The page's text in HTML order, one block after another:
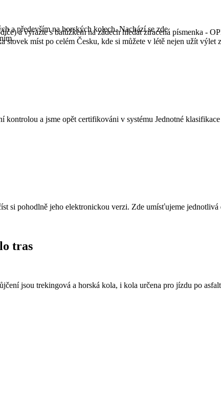
a především na horských kolech. Nachází se zde
a vyrazte s batůžkem na zádech hledat ztracená písmenka -
míst po celém Česku, kde si můžete v létě nejen užít výlet
a jsme opět certifikováni v systému Jednotné
si pohodlně jeho elektronickou verzi. Zde umísťujeme jednotlivá
tras
jsou trekingová a horská kola, i kola určena pro jízdu po